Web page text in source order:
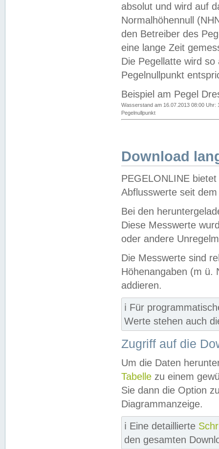
absolut und wird auf
Normalhöhennull
den Betreiber des
eine lange Zeit
Die Pegellatte wird
Pegelnullpunkt
Beispiel am Pegel
Wasserstand am 16.07.2013 08:00 Uhr:
Pegelnullpunkt
Download
PEGELONLINE
Abflusswerte seit
Bei den
Diese Messwerte
oder andere
Die Messwerte sind
Höhenangaben (m ü.
addieren.
ℹ️ Für
Werte stehen auch
Zugriff auf die
Um die Daten
Tabelle zu einem
Sie dann die Option
Diagrammanzeige.
ℹ️ Eine detaillierte
den gesamten